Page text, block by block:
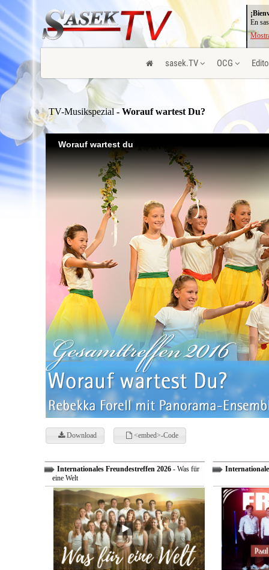
sasek.TV OCG
En
TV-Musikspezial- Worauf wartest Du?
Worauf wartest du
Download <embed>-Code
Internationales Freundestreffen 2026- Was für
eine Welt